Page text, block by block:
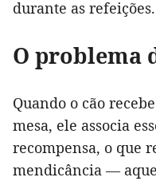
durante as refeições.
O problema
Quando o cão
mesa, ele associa
recompensa, o que
mendicância —